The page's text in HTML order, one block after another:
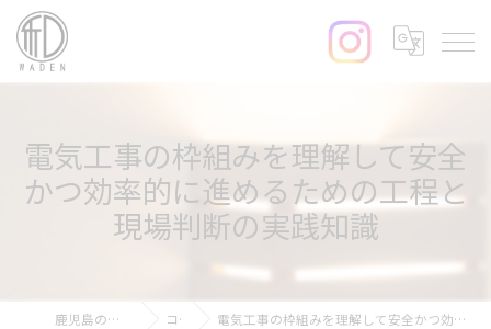
電気工事の枠組みを理解して安全
かつ効率的に進めるための工程と
現場判断の実践知識
鹿児島の電気工事なら和電 コラム 電気工事の枠組みを理解して安全かつ効率的に進めるための工程と現場判断の実践知識